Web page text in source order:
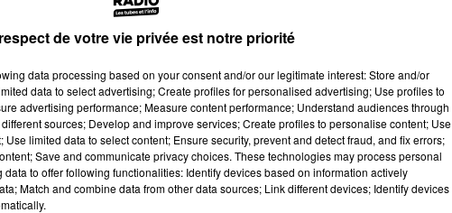
de votre vie privée est notre priorité
data processing based on your consent and/or our legitimate interest: Store and/or
data to select advertising; Create profiles for personalised advertising; Use profiles to
advertising performance; Measure content performance; Understand audiences through
sources; Develop and improve services; Create profiles to personalise content; Use
limited data to select content; Ensure security, prevent and detect fraud, and fix errors;
Save and communicate privacy choices. These technologies may process personal
to offer following functionalities: Identify devices based on information actively
Match and combine data from other data sources; Link different devices; Identify devices